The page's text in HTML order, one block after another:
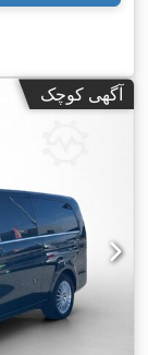
آگهی کوچک